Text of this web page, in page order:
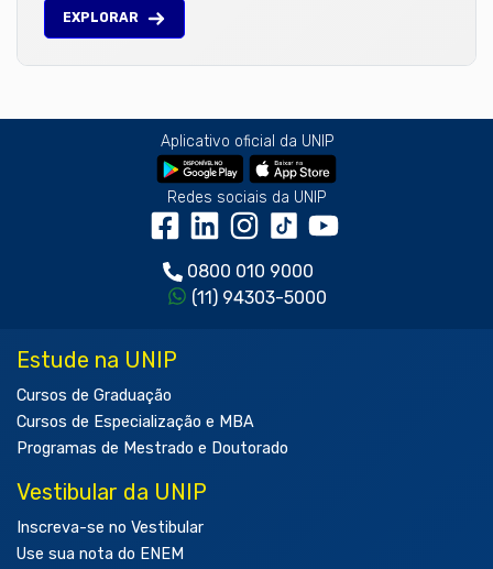
EXPLORAR
Aplicativo oficial da UNIP
Redes sociais da UNIP
0800 010 9000
(11) 94303-5000
Estude na UNIP
Cursos de Graduação
Cursos de Especialização e MBA
Programas de Mestrado e Doutorado
Vestibular da UNIP
Inscreva-se no Vestibular
Use sua nota do ENEM